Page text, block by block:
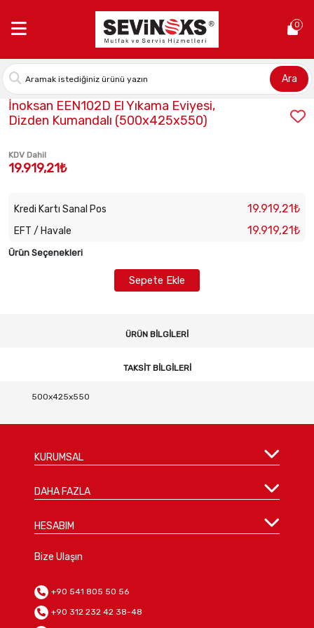
0
Ara
Stok Kodu:INO-EEN102D
İnoksan EEN102D El Yıkama Eviyesi,
Dizden Kumandalı (500x425x550)
KDV Dahil
19.919,21₺
Kredi Kartı Sanal Pos 19.919,21₺
EFT / Havale 19.919,21₺
Ürün Seçenekleri
Sepete Ekle
ÜRÜN BILGILERI
TAKSIT BILGILERI
500x425x550
KURUMSAL
DAHA FAZLA
HESABIM
Bize Ulaşın
+90 541 805 50 56
+90 312 232 42 38-48